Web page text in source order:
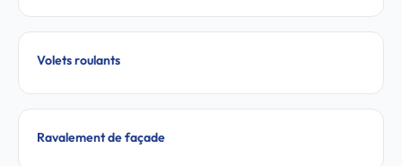
Volets roulants
Ravalement de façade